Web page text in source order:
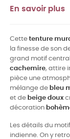
En savoir plus
Cette tenture
la finesse de son
grand motif
cachemire, attire
pièce une
mélange de bleu
et de beige doux
décoration
Les détails du
indienne. On y